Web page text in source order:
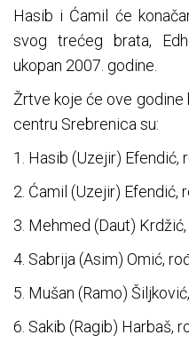
Hasib i Ćamil će
svog trećeg brata,
ukopan 2007. godine.
Žrtve koje će ove
centru Srebrenica su:
1. Hasib (Uzejir) Efendić,
2. Ćamil (Uzejir) Efendić,
3. Mehmed (Daut)
4. Sabrija (Asim) Omić,
5. Mušan (Ramo)
6. Sakib (Ragib) Harbaš,